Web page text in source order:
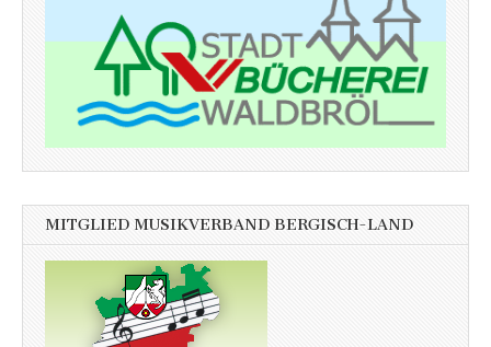
MITGLIED MUSIKVERBAND BERGISCH-LAND